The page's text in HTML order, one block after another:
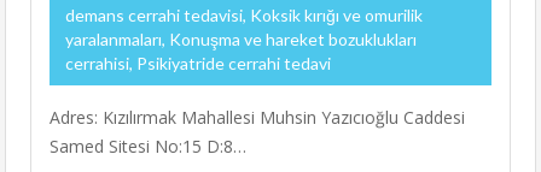
demans cerrahi tedavisi, Koksik kırığı ve omurilik
yaralanmaları, Konuşma ve hareket bozuklukları
cerrahisi, Psikiyatride cerrahi tedavi
Adres: Kızılırmak Mahallesi Muhsin Yazıcıoğlu Caddesi
Samed Sitesi No:15 D:8…